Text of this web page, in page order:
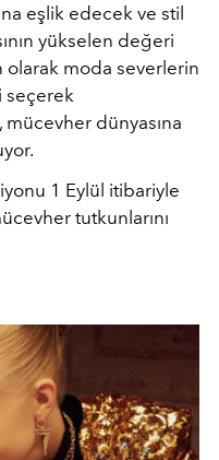
eşlik edecek ve stil
yükselen değeri
moda severlerin
seçerek
dünyasına
1 Eylül itibariyle
tutkunlarını